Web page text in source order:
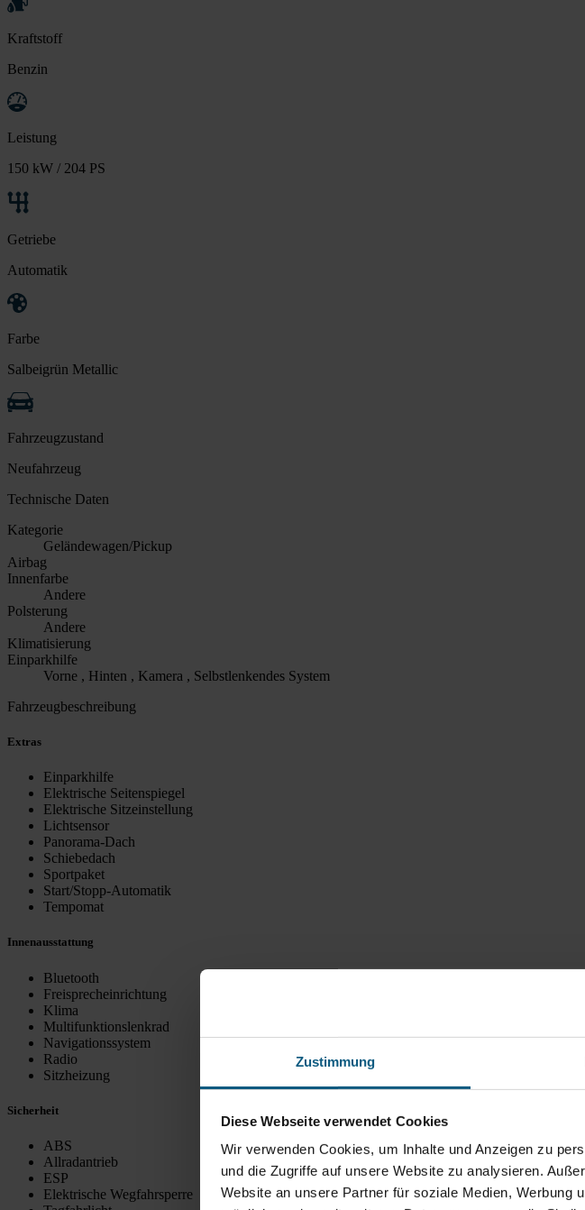
Zustimmung
Diese Webseite verwendet Cookies
Wir verwenden Cookies, um Inhalte und Anzeigen zu
und die Zugriffe auf unsere Website zu analysieren.
Website an unsere Partner für soziale Medien, Werbung
Kraftstoff
Benzin
Leistung
150 kW / 204 PS
Getriebe
Automatik
Farbe
Salbeigrün Metallic
Fahrzeugzustand
Neufahrzeug
Technische Daten
Kategorie
Geländewagen/Pickup
Airbag
Innenfarbe
Andere
Polsterung
Andere
Klimatisierung
Einparkhilfe
Vorne , Hinten , Kamera , Selbstlenkendes System
Fahrzeugbeschreibung
Extras
Einparkhilfe
Elektrische Seitenspiegel
Elektrische Sitzeinstellung
Lichtsensor
Panorama-Dach
Schiebedach
Sportpaket
Start/Stopp-Automatik
Tempomat
Innenausstattung
Bluetooth
Freisprecheinrichtung
Klima
Multifunktionslenkrad
Navigationssystem
Radio
Sitzheizung
Sicherheit
ABS
Allradantrieb
ESP
Elektrische Wegfahrsperre